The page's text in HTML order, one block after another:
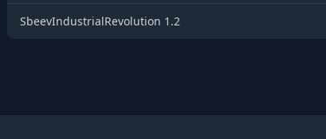
SbeevIndustrialRevolution 1.2